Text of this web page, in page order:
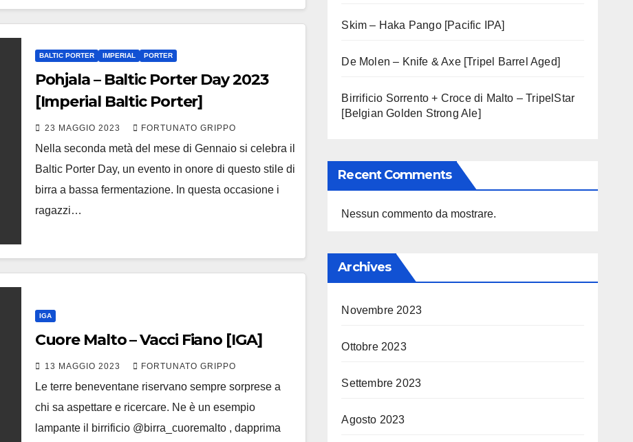
BALTIC PORTER IMPERIAL PORTER
Pohjala – Baltic Porter Day 2023
[Imperial Baltic Porter]
23 MAGGIO 2023 FORTUNATO GRIPPO
Nella seconda metà del mese di Gennaio si celebra il
Baltic Porter Day, un evento in onore di questo stile di
birra a bassa fermentazione. In questa occasione i
ragazzi…
IGA
Cuore Malto – Vacci Fiano [IGA]
13 MAGGIO 2023 FORTUNATO GRIPPO
Le terre beneventane riservano sempre sorprese a
chi sa aspettare e ricercare. Ne è un esempio
lampante il birrificio @birra_cuoremalto , dapprima
Skim – Haka Pango [Pacific IPA]
De Molen – Knife & Axe [Tripel Barrel Aged]
Birrificio Sorrento + Croce di Malto – TripelStar
[Belgian Golden Strong Ale]
Recent Comments
Nessun commento da mostrare.
Archives
Novembre 2023
Ottobre 2023
Settembre 2023
Agosto 2023